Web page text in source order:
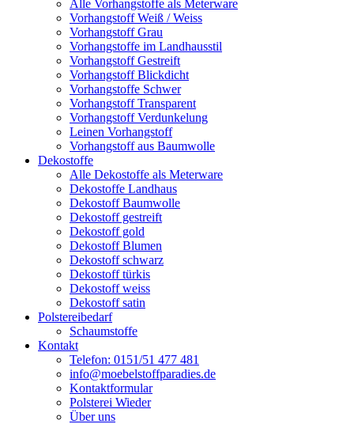
Alle Vorhangstoffe als Meterware
Vorhangstoff Weiß / Weiss
Vorhangstoff Grau
Vorhangstoffe im Landhausstil
Vorhangstoff Gestreift
Vorhangstoff Blickdicht
Vorhangstoffe Schwer
Vorhangstoff Transparent
Vorhangstoff Verdunkelung
Leinen Vorhangstoff
Vorhangstoff aus Baumwolle
Dekostoffe
Alle Dekostoffe als Meterware
Dekostoffe Landhaus
Dekostoff Baumwolle
Dekostoff gestreift
Dekostoff gold
Dekostoff Blumen
Dekostoff schwarz
Dekostoff türkis
Dekostoff weiss
Dekostoff satin
Polstereibedarf
Schaumstoffe
Kontakt
Telefon: 0151/51 477 481
info@moebelstoffparadies.de
Kontaktformular
Polsterei Wieder
Über uns